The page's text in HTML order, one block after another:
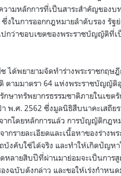
ามหลักการที่เป็นสาระสำคัญของบ
ในการออกกฎหมายลำดับรอง รัฐ
กว่าขอบเขตของพระราชบัญญัติที่
ด้พยายามจัดทำร่างพระราชกฤษฎี
ตามมาตรา 64 แห่งพระราชบัญญั
กษาทรัพยากรธรรมชาติภายในเข
พ.ศ. 2562 ซึ่งมูลนิธิสืบนาคะเสถีย
จากโดยหลักการแล้ว การบัญญัติกฎ
รายละเอียดและเนื้อหาของร่างพ
บังคับใช้ได้จริง และทำให้เกิดปัญ
หลายสิบปีที่ผ่านมาย่อมจะเป็นการ
ฉบับดังกล่าว และขอให้เร่งกำหน